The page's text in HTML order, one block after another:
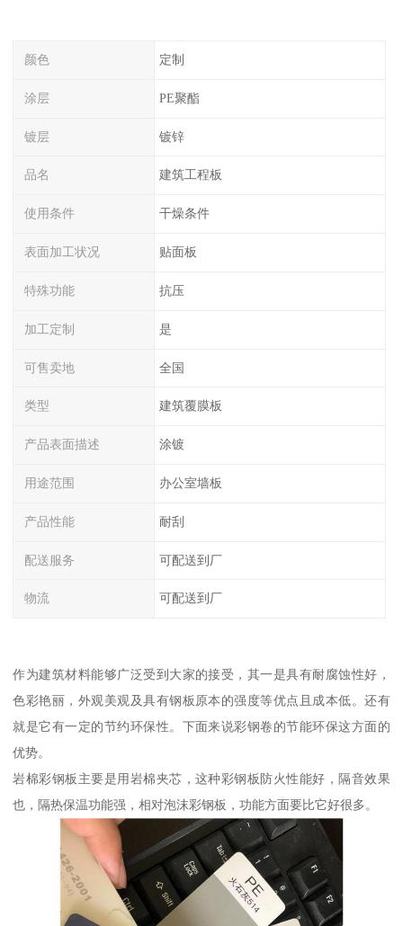
颜色 定制
涂层 PE聚酯
镀层 镀锌
品名 建筑工程板
使用条件 干燥条件
表面加工状况 贴面板
特殊功能 抗压
加工定制 是
可售卖地 全国
类型 建筑覆膜板
产品表面描述 涂镀
用途范围 办公室墙板
产品性能 耐刮
配送服务 可配送到厂
物流 可配送到厂
作为建筑材料能够广泛受到大家的接受，其一是具有耐腐蚀性好，
色彩艳丽，外观美观及具有钢板原本的强度等优点且成本低。还有
就是它有一定的节约环保性。下面来说彩钢卷的节能环保这方面的
优势。
岩棉彩钢板主要是用岩棉夹芯，这种彩钢板防火性能好，隔音效果
也，隔热保温功能强，相对泡沫彩钢板，功能方面要比它好很多。